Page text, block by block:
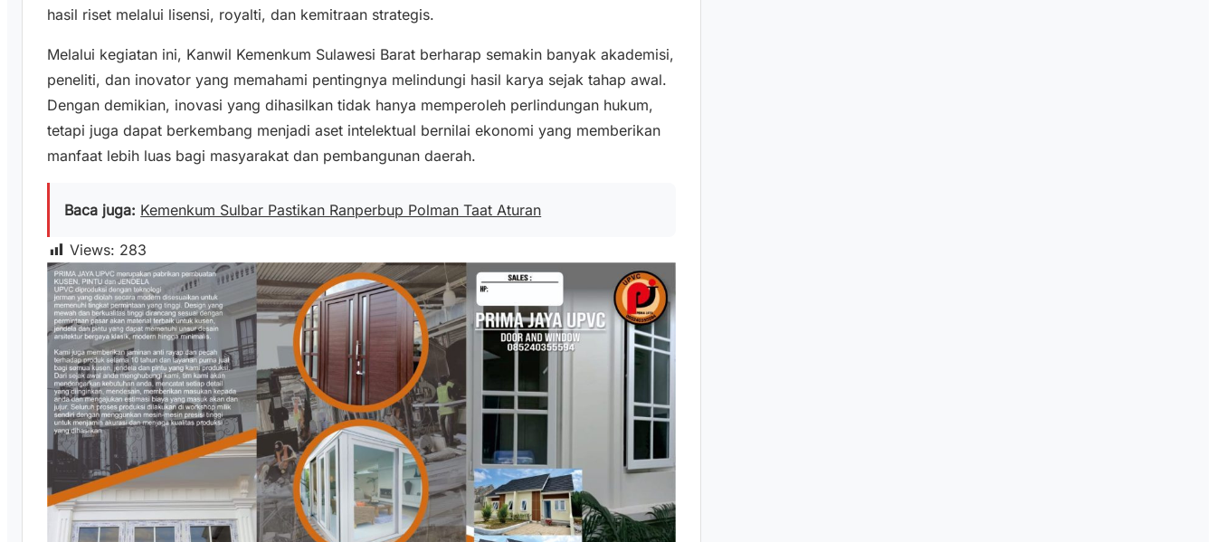
hasil riset melalui lisensi, royalti, dan kemitraan strategis.
Melalui kegiatan ini, Kanwil Kemenkum Sulawesi Barat berharap semakin banyak akademisi,
peneliti, dan inovator yang memahami pentingnya melindungi hasil karya sejak tahap awal.
Dengan demikian, inovasi yang dihasilkan tidak hanya memperoleh perlindungan hukum,
tetapi juga dapat berkembang menjadi aset intelektual bernilai ekonomi yang memberikan
manfaat lebih luas bagi masyarakat dan pembangunan daerah.
Baca juga: Kemenkum Sulbar Pastikan Ranperbup Polman Taat Aturan
Views: 283